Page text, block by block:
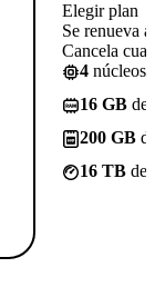
Elegir plan
Se renueva
Cancela
4 núcleos
16 GB de
200 GB
16 TB de